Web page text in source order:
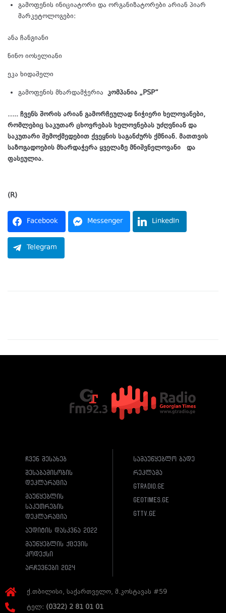
გამოფენის ინიციატორი და ორგანიზატორები არიან პიარ
მარკეტოლოგები:
ანა ჩანგიანი
ნინო იოსელიანი
ეკა ხიდაშელი
გამოფენის მხარდამჭერია კომპანია „PSP“
….. ჩვენს შორის არიან გამორჩეულად ნიჭიერი ხელოვანები,
რომლებიც საკუთარ ცხოვრებას ხელოვნებას უძღვნიან და
საკუთარი შემოქმედებით ქვეყნის საგანძურს ქმნიან. მათთვის
საზოგადოების მხარდაჭერა ყველაზე მნიშვნელოვანი და
ფასეულია.
(R)
Facebook Messenger LinkedIn
Telegram
ჩვენ შესახებ
შესაბამისობის
დეკლარაცია
მაუწყებლის
საკუთრების
დეკლარაცია
აუდიტის დასკვნა 2022
მაუწყებლის ქცევის
კოდექსი
არჩევნები 2024
სამაუწყებლო ბადე
რეკლამა
gtradio.ge
geotimes.ge
gttv.ge
ქ.თბილისი, საქართველო, მ.კოსტავას #59
ტელ: (0322) 2 81 01 01